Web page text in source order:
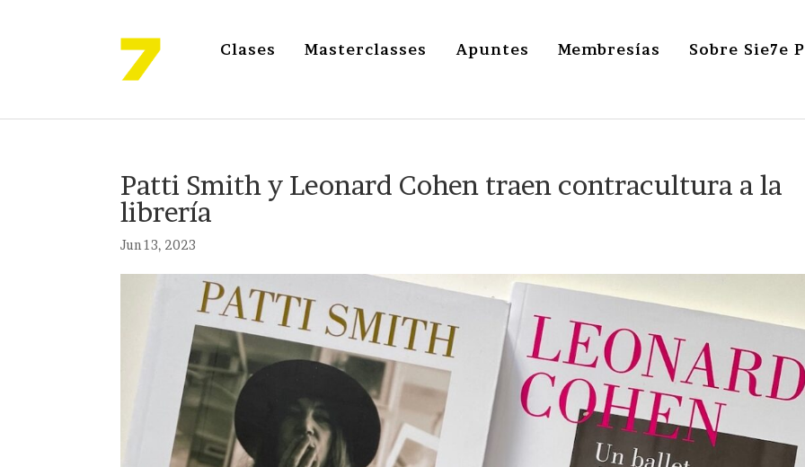
Clases Masterclasses Apuntes Membresías Sobre Sie7e
Patti Smith y Leonard Cohen traen contracultura a la
librería
Jun 13, 2023